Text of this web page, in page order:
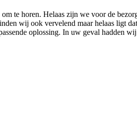
te horen. Helaas zijn we voor de
wij ook vervelend maar helaas ligt
oplossing. In uw geval hadden